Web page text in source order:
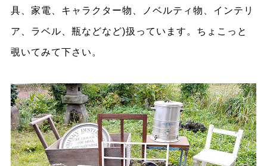
具、家電、キャラクター物、ノベルティ物、インテリ
ア、ラベル、瓶などなど)扱っています。ちょこっと
覗いてみて下さい。